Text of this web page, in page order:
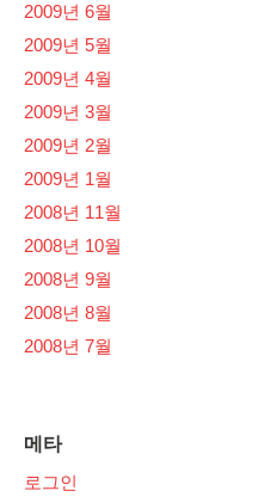
2009년 6월
2009년 5월
2009년 4월
2009년 3월
2009년 2월
2009년 1월
2008년 11월
2008년 10월
2008년 9월
2008년 8월
2008년 7월
메타
로그인